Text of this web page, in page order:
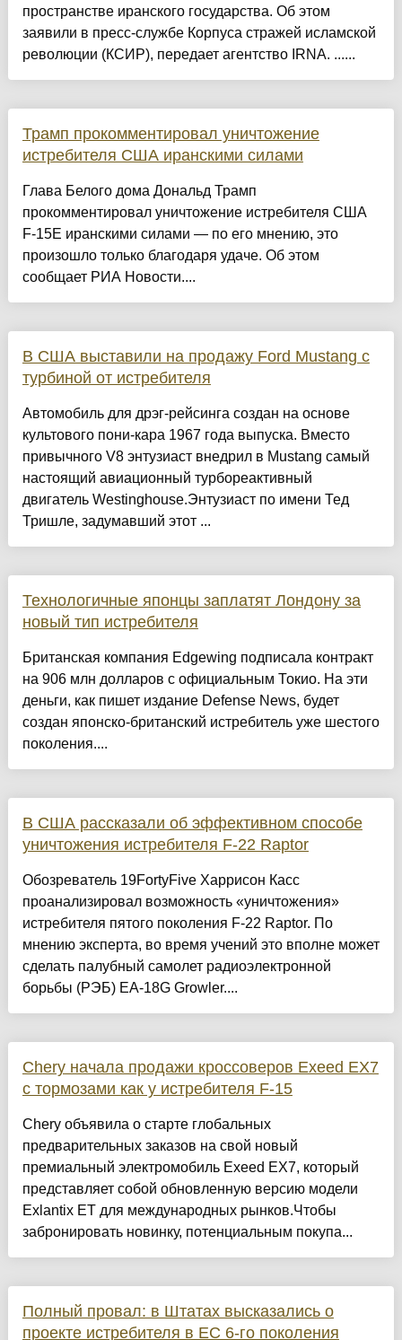
пространстве иранского государства. Об этом
заявили в пресс-службе Корпуса стражей исламской
революции (КСИР), передает агентство IRNA. ......
Трамп прокомментировал уничтожение
истребителя США иранскими силами
Глава Белого дома Дональд Трамп
прокомментировал уничтожение истребителя США
F-15E иранскими силами — по его мнению, это
произошло только благодаря удаче. Об этом
сообщает РИА Новости....
В США выставили на продажу Ford Mustang с
турбиной от истребителя
Автомобиль для дрэг-рейсинга создан на основе
культового пони-кара 1967 года выпуска. Вместо
привычного V8 энтузиаст внедрил в Mustang самый
настоящий авиационный турбореактивный
двигатель Westinghouse.Энтузиаст по имени Тед
Тришле, задумавший этот ...
Технологичные японцы заплатят Лондону за
новый тип истребителя
Британская компания Edgewing подписала контракт
на 906 млн долларов с официальным Токио. На эти
деньги, как пишет издание Defense News, будет
создан японско-британский истребитель уже шестого
поколения....
В США рассказали об эффективном способе
уничтожения истребителя F-22 Raptor
Обозреватель 19FortyFive Харрисон Касс
проанализировал возможность «уничтожения»
истребителя пятого поколения F-22 Raptor. По
мнению эксперта, во время учений это вполне может
сделать палубный самолет радиоэлектронной
борьбы (РЭБ) EA-18G Growler....
Chery начала продажи кроссоверов Exeed EX7
с тормозами как у истребителя F-15
Chery объявила о старте глобальных
предварительных заказов на свой новый
премиальный электромобиль Exeed EX7, который
представляет собой обновленную версию модели
Exlantix ET для международных рынков.Чтобы
забронировать новинку, потенциальным покупа...
Полный провал: в Штатах высказались о
проекте истребителя в ЕС 6-го поколения